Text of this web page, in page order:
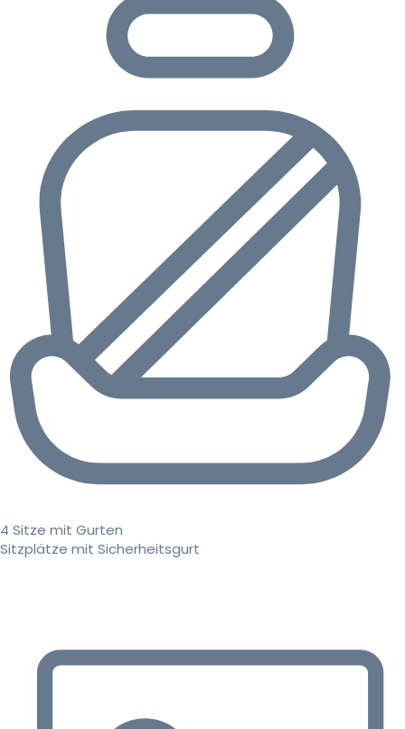
4 Sitze mit Gurten
Sitzplätze mit Sicherheitsgurt